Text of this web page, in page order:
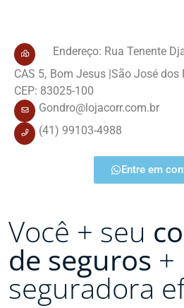
Endereço: Rua Tenente
CAS 5, Bom Jesus |São José dos
CEP: 83025-100
Gondro@lojacorr.com.br
(41) 99103-4988
Entre em
Você + seu
de seguros +
seguradora